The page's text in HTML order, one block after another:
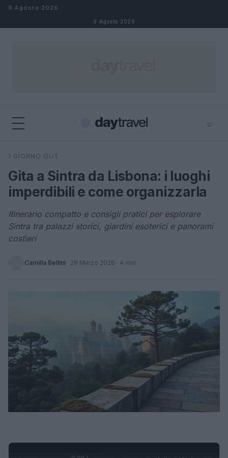
Salta al contenuto
9 Agosto 2026
9 Agosto 2026
⌕
Cerca
1 GIORNO OUT
Gita a Sintra da Lisbona: i luoghi
imperdibili e come organizzarla
Itinerario compatto e consigli pratici per esplorare
Sintra tra palazzi storici, giardini esoterici e panorami
costieri
Camilla Bellini · 29 Marzo 2026 · 4 min